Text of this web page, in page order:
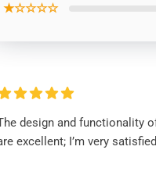
★☆☆☆☆
design and functionality
excellent; I’m very